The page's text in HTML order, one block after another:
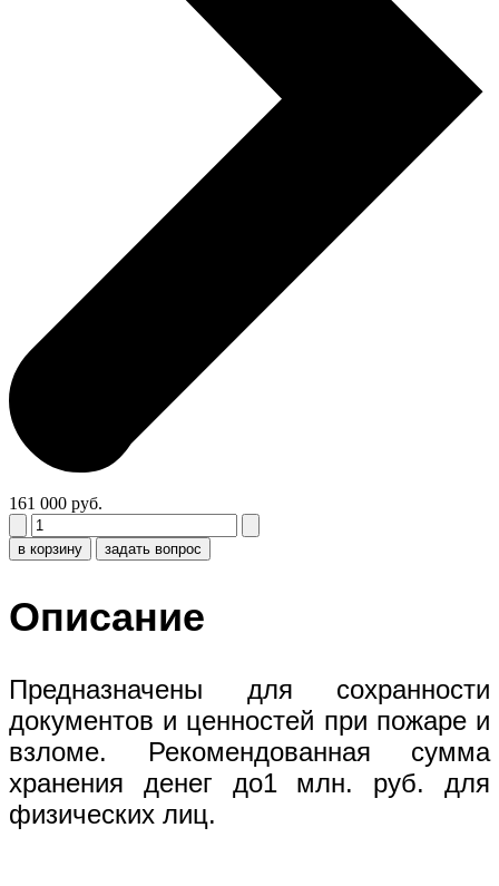
161 000 руб.
в корзину задать вопрос
Описание
Предназначены для сохранности
документов и ценностей при пожаре и
взломе. Рекомендованная сумма
хранения денег до1 млн. руб. для
физических лиц.